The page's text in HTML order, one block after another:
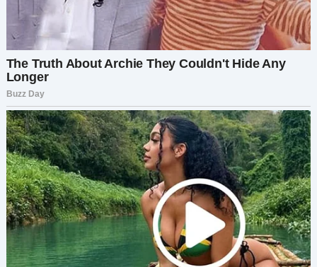
пространство — заглядывала в спальню,
рылась в бумагах. На жалобы муж реагировал
скептически.
Тогда она решила доказать, что свекровь
действительно нарушает границы. Вместе они
придумали план: намазать дверную ручку
блёстками. Но этого оказалось мало. При
следующем визите они подготовили папку с
блёстками, которая «взорвалась» при
открытии двери.
И как назло, Людмила снова полезла куда не
надо — результатом стал блестящий скандал.
«Она орала, а я ей кричала в ответ. Муж